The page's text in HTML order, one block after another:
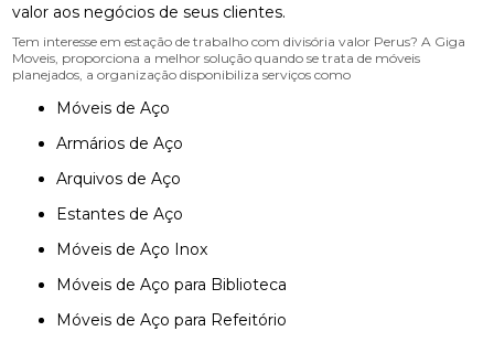
valor aos negócios de seus clientes.
Tem interesse em estação de trabalho com divisória valor Perus? A Giga
Moveis, proporciona a melhor solução quando se trata de móveis
planejados, a organização disponibiliza serviços como
Móveis de Aço
Armários de Aço
Arquivos de Aço
Estantes de Aço
Móveis de Aço Inox
Móveis de Aço para Biblioteca
Móveis de Aço para Refeitório